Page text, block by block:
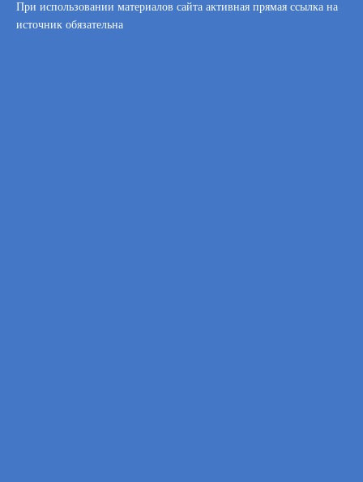
При использовании материалов сайта активная прямая ссылка на
источник обязательна